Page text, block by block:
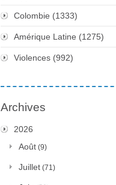
Colombie (1333)
Amérique Latine (1275)
Violences (992)
Archives
2026
Août (9)
Juillet (71)